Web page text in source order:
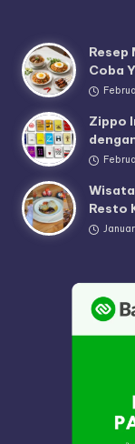
Resep
Coba
Zippo
Resto